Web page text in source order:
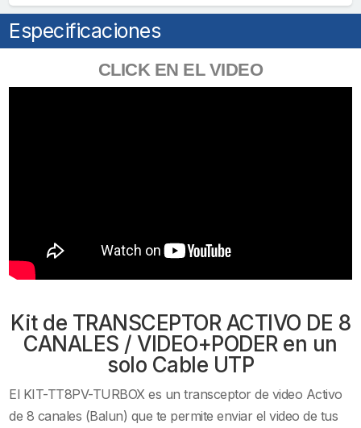
Envía
36
Vcc
Compatible
con
TVI/CVI/AHD/CVBS
/
cantidad
Especificaciones
CLICK EN EL VIDEO
Kit de TRANSCEPTOR ACTIVO DE 8
CANALES / VIDEO+PODER en un
solo Cable UTP
El KIT-TT8PV-TURBOX es un transceptor de video Activo
de 8 canales (Balun) que te permite enviar el video de tus